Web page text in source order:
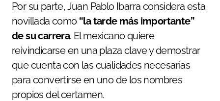
Por su parte, Juan Pablo Ibarra considera esta
novillada como “la tarde más importante”
de su carrera. El mexicano quiere
reivindicarse en una plaza clave y demostrar
que cuenta con las cualidades necesarias
para convertirse en uno de los nombres
propios del certamen.